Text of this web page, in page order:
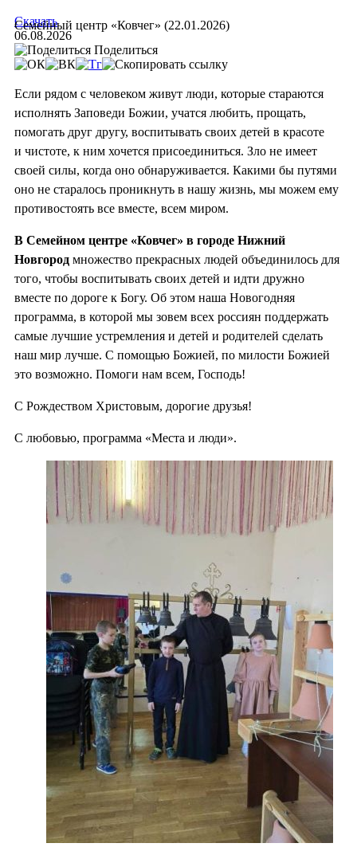
Семейный центр «Ковчег» (22.01.2026)
Скачать
06.08.2026
Поделиться
Если рядом с человеком живут люди, которые стараются
исполнять Заповеди Божии, учатся любить, прощать,
помогать друг другу, воспитывать своих детей в красоте
и чистоте, к ним хочется присоединиться. Зло не имеет
своей силы, когда оно обнаруживается. Какими бы путями
оно не старалось проникнуть в нашу жизнь, мы можем ему
противостоять все вместе, всем миром.
В Семейном центре «Ковчег» в городе Нижний
Новгород множество прекрасных людей объединилось для
того, чтобы воспитывать своих детей и идти дружно
вместе по дороге к Богу. Об этом наша Новогодняя
программа, в которой мы зовем всех россиян поддержать
самые лучшие устремления и детей и родителей сделать
наш мир лучше. С помощью Божией, по милости Божией
это возможно. Помоги нам всем, Господь!
С Рождеством Христовым, дорогие друзья!
С любовью, программа «Места и люди».